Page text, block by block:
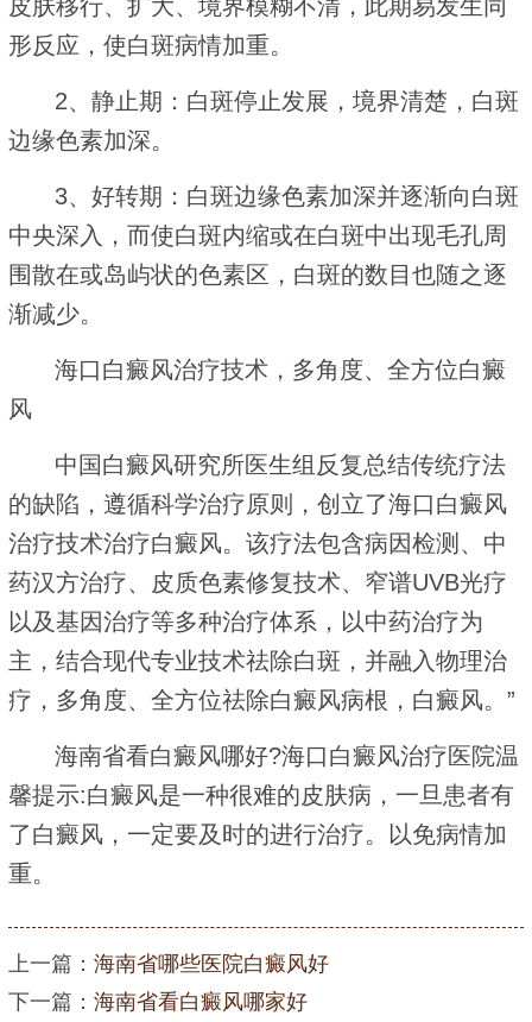
皮肤移行、扩大、境界模糊不清，此期易发生同
形反应，使白斑病情加重。
2、静止期：白斑停止发展，境界清楚，白斑
边缘色素加深。
3、好转期：白斑边缘色素加深并逐渐向白斑
中央深入，而使白斑内缩或在白斑中出现毛孔周
围散在或岛屿状的色素区，白斑的数目也随之逐
渐减少。
海口白癜风治疗技术，多角度、全方位白癜
风
中国白癜风研究所医生组反复总结传统疗法
的缺陷，遵循科学治疗原则，创立了海口白癜风
治疗技术治疗白癜风。该疗法包含病因检测、中
药汉方治疗、皮质色素修复技术、窄谱UVB光疗
以及基因治疗等多种治疗体系，以中药治疗为
主，结合现代专业技术祛除白斑，并融入物理治
疗，多角度、全方位祛除白癜风病根，白癜风。”
海南省看白癜风哪好?海口白癜风治疗医院温
馨提示:白癜风是一种很难的皮肤病，一旦患者有
了白癜风，一定要及时的进行治疗。以免病情加
重。
上一篇： 海南省哪些医院白癜风好
下一篇： 海南省看白癜风哪家好